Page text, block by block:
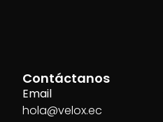
Contáctanos
Email
hola@velox.ec